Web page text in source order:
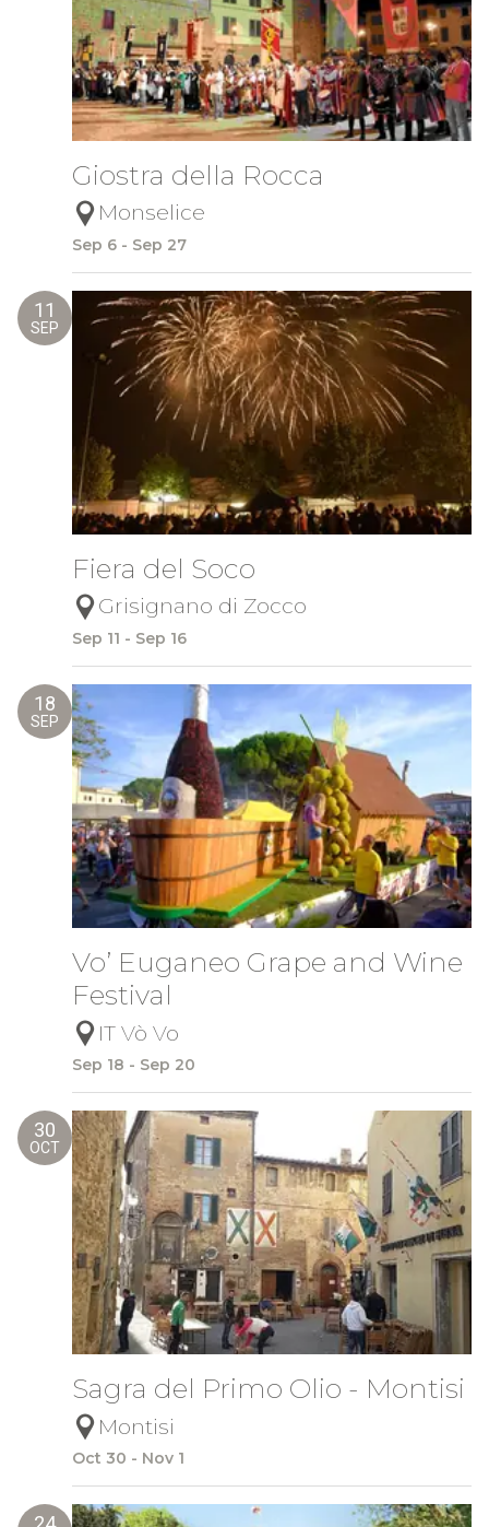
Giostra della Rocca
Monselice
Sep 6 - Sep 27
11
SEP
Fiera del Soco
Grisignano di Zocco
Sep 11 - Sep 16
18
SEP
Vo’ Euganeo Grape and Wine
Festival
IT Vò Vo
Sep 18 - Sep 20
30
OCT
Sagra del Primo Olio - Montisi
Montisi
Oct 30 - Nov 1